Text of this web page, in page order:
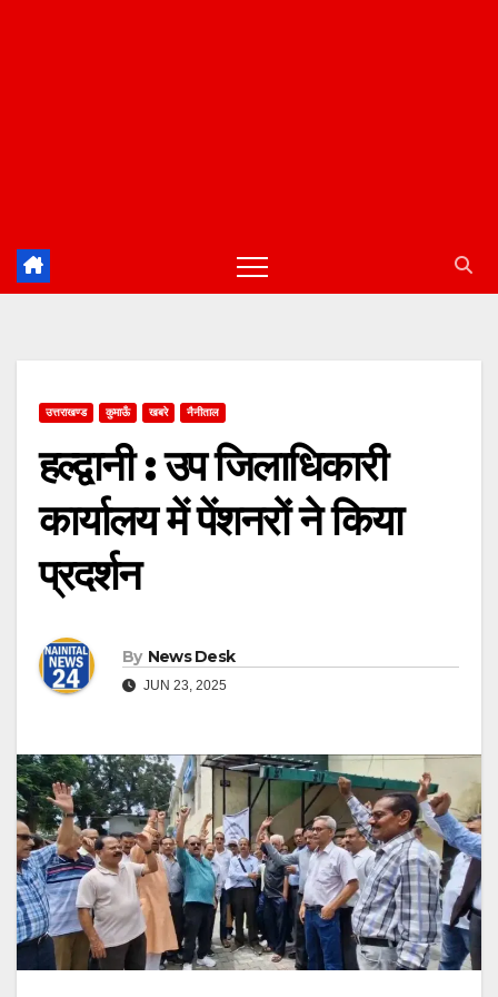
उत्तराखण्ड कुमाऊँ खबरे नैनीताल
हल्द्वानी : उप जिलाधिकारी
कार्यालय में पेंशनरों ने किया
प्रदर्शन
By News Desk
JUN 23, 2025